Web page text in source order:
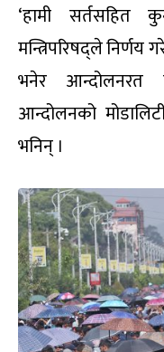
‘हामी सर्तसहित
मन्त्रिपरिषद्ले
भनेर आन्दोलनरत
आन्दोलनको
भनिन् ।